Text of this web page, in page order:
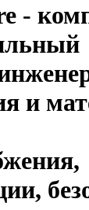
-
и